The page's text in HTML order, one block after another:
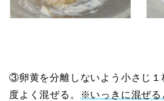
③卵黄を分離しないよう小さじ１
度よく混ぜる。
※いっきに混ぜる